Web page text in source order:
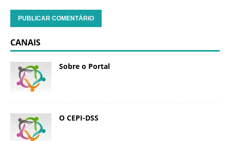
CANAIS
Sobre o Portal
O CEPI-DSS